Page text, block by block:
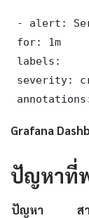
- alert:
for: 1m
labels:
severity:
Grafana
ปัญหาที่
ปัญหา ส